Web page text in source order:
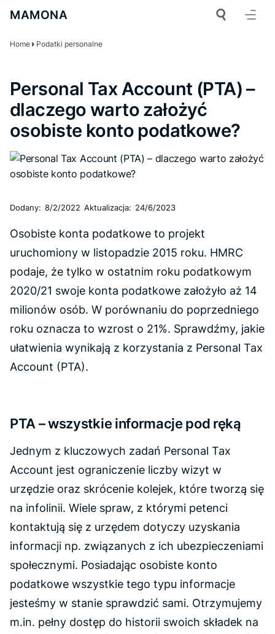
MAMONA
Home Podatki personalne
Personal Tax Account (PTA) –
dlaczego warto założyć
osobiste konto podatkowe?
Dodany: 8/2/2022 Aktualizacja: 24/6/2023
Osobiste konta podatkowe to projekt
uruchomiony w listopadzie 2015 roku. HMRC
podaje, że tylko w ostatnim roku podatkowym
2020/21 swoje konta podatkowe założyło aż 14
milionów osób. W porównaniu do poprzedniego
roku oznacza to wzrost o 21%. Sprawdźmy, jakie
ułatwienia wynikają z korzystania z Personal Tax
Account (PTA).
PTA – wszystkie informacje pod ręką
Jednym z kluczowych zadań Personal Tax
Account jest ograniczenie liczby wizyt w
urzędzie oraz skrócenie kolejek, które tworzą się
na infolinii. Wiele spraw, z którymi petenci
kontaktują się z urzędem dotyczy uzyskania
informacji np. związanych z ich ubezpieczeniami
społecznymi. Posiadając osobiste konto
podatkowe wszystkie tego typu informacje
jesteśmy w stanie sprawdzić sami. Otrzymujemy
m.in. pełny dostęp do historii swoich składek na